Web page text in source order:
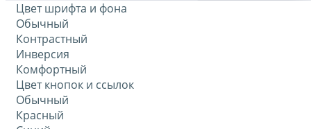
Цвет шрифта и фона
Обычный
Контрастный
Инверсия
Комфортный
Цвет кнопок и ссылок
Обычный
Красный